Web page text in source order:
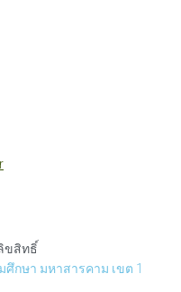
ขสิทธิ์
กษา มหาสารคาม เขต 1